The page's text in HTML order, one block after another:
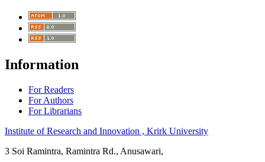
Information
For Readers
For Authors
For Librarians
Institute of Research and Innovation , Krirk University
3 Soi Ramintra, Ramintra Rd., Anusawari,